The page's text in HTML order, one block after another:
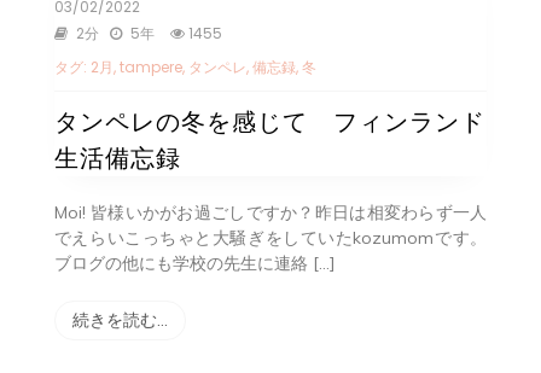
03/02/2022
2分
5年
1455
タグ: 2月,tampere, タンペレ,備忘録,冬
タンペレの冬を感じて フィンランド
生活備忘録
Moi! 皆様いかがお過ごしですか？昨日は相変わらず一人
でえらいこっちゃと大騒ぎをしていたkozumomです。
ブログの他にも学校の先生に連絡 […]
続きを読む…